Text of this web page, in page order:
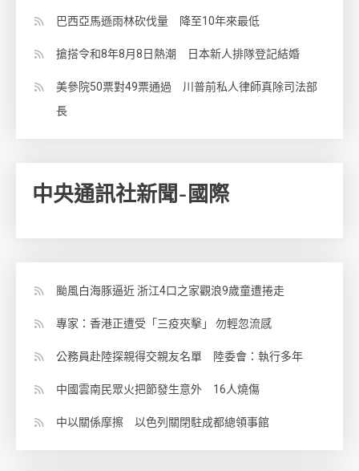
巴西亞馬遜雨林砍伐量 降至10年來最低
搶搭令和8年8月8日熱潮 日本新人排隊登記結婚
美參院50票對49票通過 川普前私人律師真除司法部
長
中央通訊社新聞-國際
颱風白海豚逼近 浙江4口之家觀浪9歲童遭捲走
專家：香港正遭受「三疫夾擊」 勿輕忽流感
公務員赴陸探親得交親友名單 陸委會：執行多年
中國雲南民眾火把節發生意外 16人燒傷
中以關係摩擦 以色列關閉駐成都總領事館